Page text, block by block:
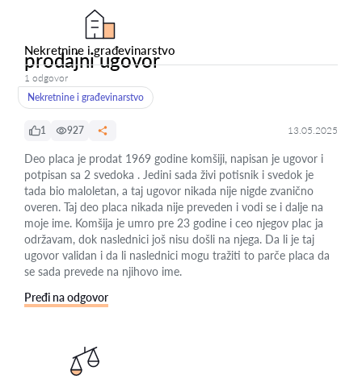
Nekretnine i građevinarstvo
prodajni ugovor
1 odgovor
Nekretnine i građevinarstvo
1 927 13.05.2025
Deo placa je prodat 1969 godine komšiji, napisan je ugovor i
potpisan sa 2 svedoka . Jedini sada živi potisnik i svedok je
tada bio maloletan, a taj ugovor nikada nije nigde zvanično
overen. Taj deo placa nikada nije preveden i vodi se i dalje na
moje ime. Komšija je umro pre 23 godine i ceo njegov plac ja
održavam, dok naslednici još nisu došli na njega. Da li je taj
ugovor validan i da li naslednici mogu tražiti to parče placa da
se sada prevede na njihovo ime.
Pređi na odgovor